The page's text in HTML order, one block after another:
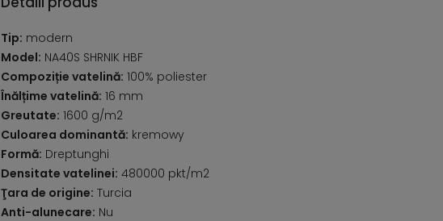
Tip: modern
Model: NA40S SHRNIK HBF
Compoziție vatelină: 100% poliester
Înălțime vatelină: 16 mm
Greutate: 1600 g/m2
Culoarea dominantă: kremowy
Formă: Dreptunghi
Densitate vatelinei: 480000 pkt/m2
Ţara de origine: Turcia
Anti-alunecare: Nu